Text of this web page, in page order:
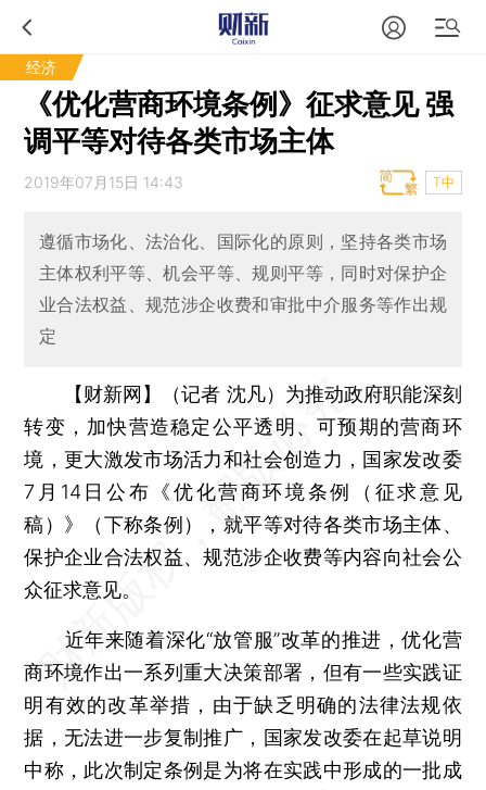
经济
《优化营商环境条例》征求意见 强
调平等对待各类市场主体
2019年07月15日 14:43 T中
遵循市场化、法治化、国际化的原则，坚持各类市场
主体权利平等、机会平等、规则平等，同时对保护企
业合法权益、规范涉企收费和审批中介服务等作出规
定
【财新网】（记者 沈凡） 为推动政府职能深刻
转变，加快营造稳定公平透明、可预期的营商环
境，更大激发市场活力和社会创造力，国家发改委
7月14日公布《优化营商环境条例（征求意见
稿）》（下称条例），就平等对待各类市场主体、
保护企业合法权益、规范涉企收费等内容向社会公
众征求意见。
近年来随着深化“放管服”改革的推进，优化营
商环境作出一系列重大决策部署，但有一些实践证
明有效的改革举措，由于缺乏明确的法律法规依
据，无法进一步复制推广，国家发改委在起草说明
中称，此次制定条例是为将在实践中形成的一批成